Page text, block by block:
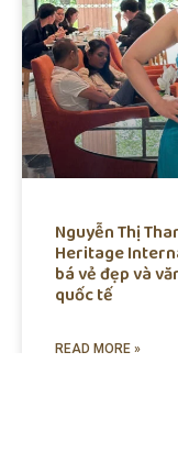
Nguyễn Thị
Heritage
bá vẻ đẹp và
quốc tế
READ MORE »